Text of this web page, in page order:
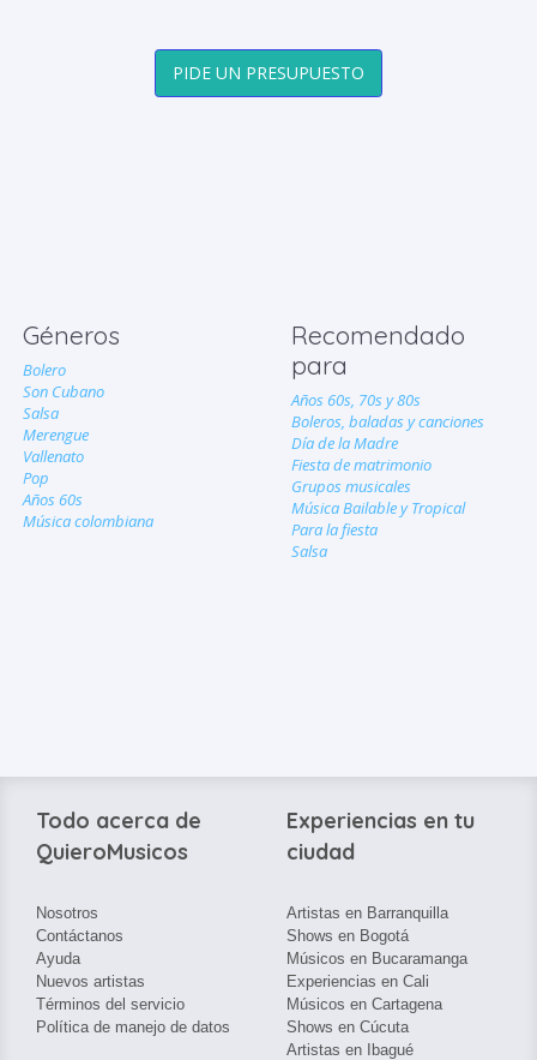
PIDE UN PRESUPUESTO
Géneros
Bolero
Son Cubano
Salsa
Merengue
Vallenato
Pop
Años 60s
Música colombiana
Recomendado
para
Años 60s, 70s y 80s
Boleros, baladas y canciones
Día de la Madre
Fiesta de matrimonio
Grupos musicales
Música Bailable y Tropical
Para la fiesta
Salsa
Todo acerca de
QuieroMusicos
Nosotros
Contáctanos
Ayuda
Nuevos artistas
Términos del servicio
Política de manejo de datos
Experiencias en tu
ciudad
Artistas en Barranquilla
Shows en Bogotá
Músicos en Bucaramanga
Experiencias en Cali
Músicos en Cartagena
Shows en Cúcuta
Artistas en Ibagué